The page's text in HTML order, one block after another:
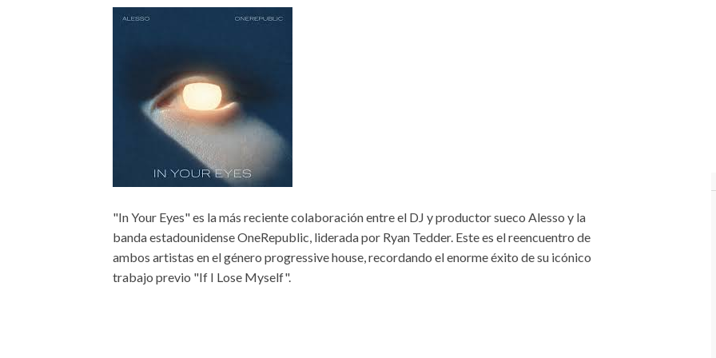
"In Your Eyes" es la más reciente colaboración entre el DJ y productor sueco Alesso y la
banda estadounidense OneRepublic, liderada por Ryan Tedder. Este es el reencuentro de
ambos artistas en el género progressive house, recordando el enorme éxito de su icónico
trabajo previo "If I Lose Myself".